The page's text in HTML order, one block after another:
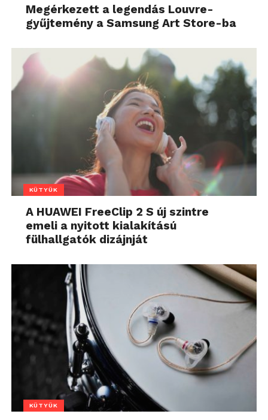
Megérkezett a legendás Louvre-
gyűjtemény a Samsung Art Store-ba
KÜTYÜK
A HUAWEI FreeClip 2 S új szintre
emeli a nyitott kialakítású
fülhallgatók dizájnját
KÜTYÜK